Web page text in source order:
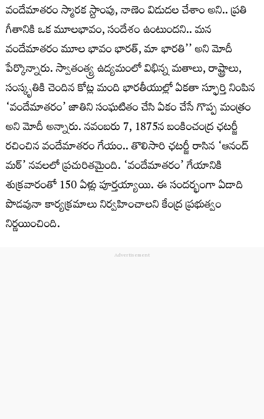
వందేమాతరం స్మారక స్టాంపు, నాణెం విడుదల చేశాం అని.. ప్రతి
గీతానికి ఒక మూలభావం, సందేశం ఉంటుందని.. మన
వందేమాతరం మూల భావం భారత్‌, మా భారతి’’ అని మోదీ
పేర్కొన్నారు. స్వాతంత్య్ర ఉద్యమంలో విభిన్న మతాలు, రాష్ట్రాలు,
సంస్కృతికి చెందిన కోట్ల మంది భారతీయుల్లో ఏకతా స్ఫూర్తి నింపిన
‘వందేమాతరం’ జాతిని సంఘటితం చేసి ఏకం చేసే గొప్ప మంత్రం
అని మోదీ అన్నారు. నవంబరు 7, 1875న బంకించంద్ర ఛటర్జీ
రచించిన వందేమాతరం గేయం.. తొలిసారి ఛటర్జీ రాసిన ‘ఆనంద్‌
మఠ్‌’ నవలలో ప్రచురితమైంది. ‘వందేమాతరం’ గేయానికి
శుక్రవారంతో 150 ఏళ్లు పూర్తయ్యాయి. ఈ సందర్భంగా ఏడాది
పొడవునా కార్యక్రమాలు నిర్వహించాలని కేంద్ర ప్రభుత్వం
నిర్ణయించింది.